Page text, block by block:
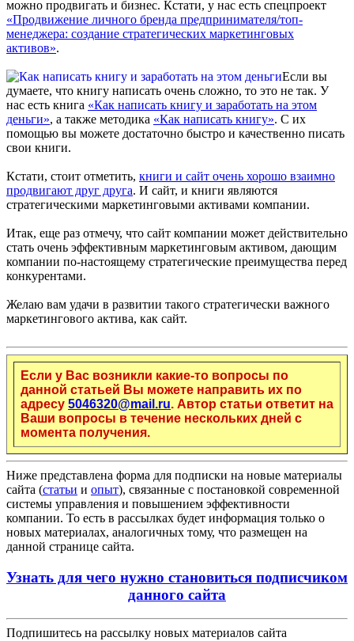
можно продвигать и бизнес. Кстати, у нас есть спецпроект
«Продвижение личного бренда предпринимателя/топ-
менеджера: создание стратегических маркетинговых
активов».
Если вы
думаете, что книгу написать очень сложно, то это не так. У
нас есть книга «Как написать книгу и заработать на этом
деньги», а также методика «Как написать книгу». С их
помощью вы можете достаточно быстро и качественно писать
свои книги.
Кстати, стоит отметить, книги и сайт очень хорошо взаимно
продвигают друг друга. И сайт, и книги являются
стратегическими маркетинговыми активами компании.
Итак, еще раз отмечу, что сайт компании может действительно
стать очень эффективным маркетинговым активом, дающим
компании по-настоящему стратегические преимущества перед
конкурентами.
Желаю вам удачи в развитии такого стратегически важного
маркетингового актива, как сайт.
Если у Вас возникли какие-то вопросы по
данной статьей Вы можете направить их по
адресу 5046320@mail.ru. Автор статьи ответит на
Ваши вопросы в течение нескольких дней с
момента получения.
Ниже представлена форма для подписки на новые материалы
сайта (статьи и опыт), связанные с постановкой современной
системы управления и повышением эффективности
компании. То есть в рассылках будет информация только о
новых материалах, аналогичных тому, что размещен на
данной странице сайта.
Узнать для чего нужно становиться подписчиком
данного сайта
Подпишитесь на рассылку новых материалов сайта